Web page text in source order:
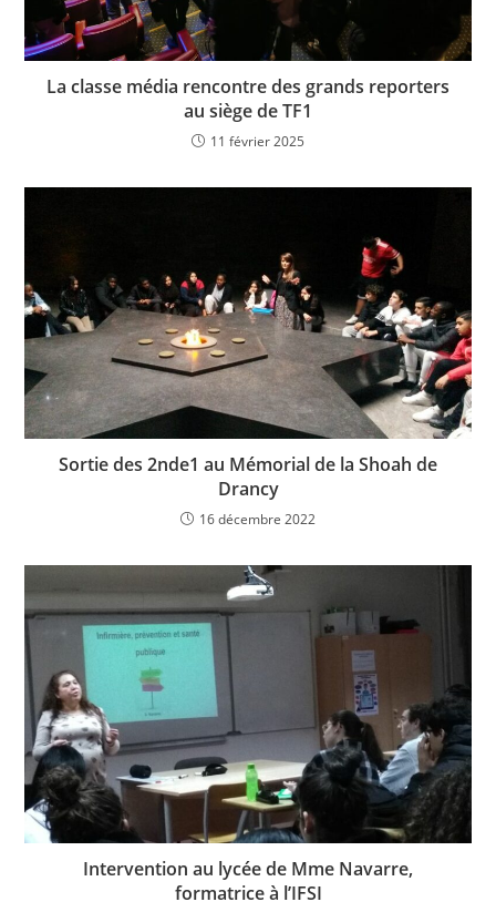
La classe média rencontre des grands reporters
au siège de TF1
11 février 2025
Sortie des 2nde1 au Mémorial de la Shoah de
Drancy
16 décembre 2022
Intervention au lycée de Mme Navarre,
formatrice à l’IFSI